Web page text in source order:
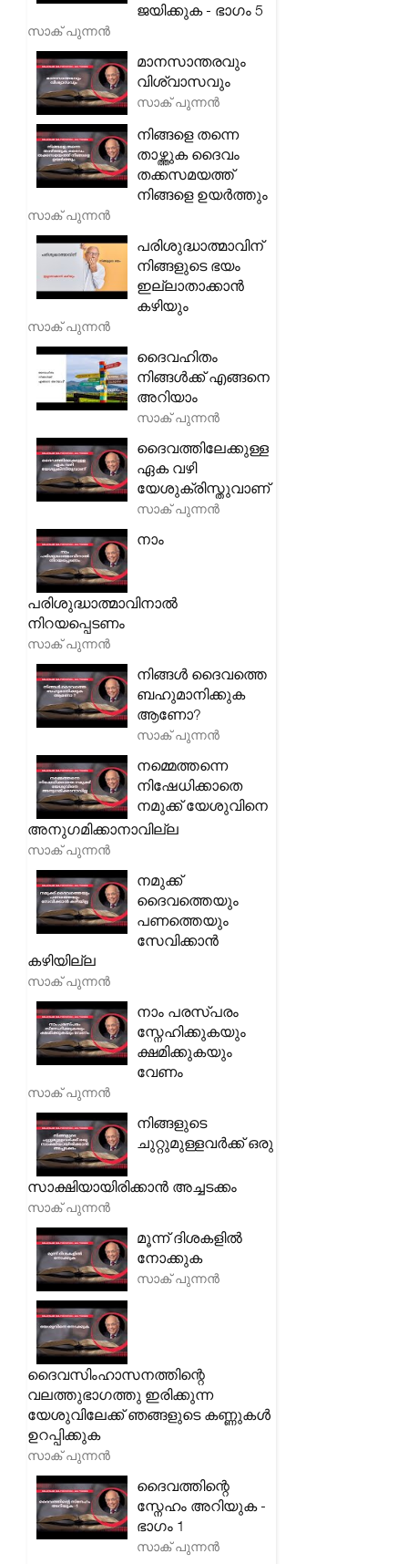
ജയിക്കുക - ഭാഗം 5
സാക് പുന്നൻ
മാനസാന്തരവും
വിശ്വാസവും
സാക് പുന്നൻ
നിങ്ങളെ തന്നെ
താഴ്ത്തുക ദൈവം
തക്കസമയത്ത്
നിങ്ങളെ ഉയർത്തും
സാക് പുന്നൻ
പരിശുദ്ധാത്മാവിന്
നിങ്ങളുടെ ഭയം
ഇല്ലാതാക്കാൻ
കഴിയും
സാക് പുന്നൻ
ദൈവഹിതം
നിങ്ങൾക്ക് എങ്ങനെ
അറിയാം
സാക് പുന്നൻ
ദൈവത്തിലേക്കുള്ള
ഏക വഴി
യേശുക്രിസ്തുവാണ്
സാക് പുന്നൻ
നാം
പരിശുദ്ധാത്മാവിനാൽ
നിറയപ്പെടണം
സാക് പുന്നൻ
നിങ്ങൾ ദൈവത്തെ
ബഹുമാനിക്കുക
ആണോ?
സാക് പുന്നൻ
നമ്മെത്തന്നെ
നിഷേധിക്കാതെ
നമുക്ക് യേശുവിനെ
അനുഗമിക്കാനാവില്ല
സാക് പുന്നൻ
നമുക്ക്
ദൈവത്തെയും
പണത്തെയും
സേവിക്കാൻ
കഴിയില്ല
സാക് പുന്നൻ
നാം പരസ്പരം
സ്നേഹിക്കുകയും
ക്ഷമിക്കുകയും
വേണം
സാക് പുന്നൻ
നിങ്ങളുടെ
ചുറ്റുമുള്ളവർക്ക് ഒരു
സാക്ഷിയായിരിക്കാൻ അച്ചടക്കം
സാക് പുന്നൻ
മൂന്ന് ദിശകളിൽ
നോക്കുക
സാക് പുന്നൻ
ദൈവസിംഹാസനത്തിന്റെ
വലത്തുഭാഗത്തു ഇരിക്കുന്ന
യേശുവിലേക്ക് ഞങ്ങളുടെ കണ്ണുകൾ
ഉറപ്പിക്കുക
സാക് പുന്നൻ
ദൈവത്തിന്റെ
സ്നേഹം അറിയുക -
ഭാഗം 1
സാക് പുന്നൻ